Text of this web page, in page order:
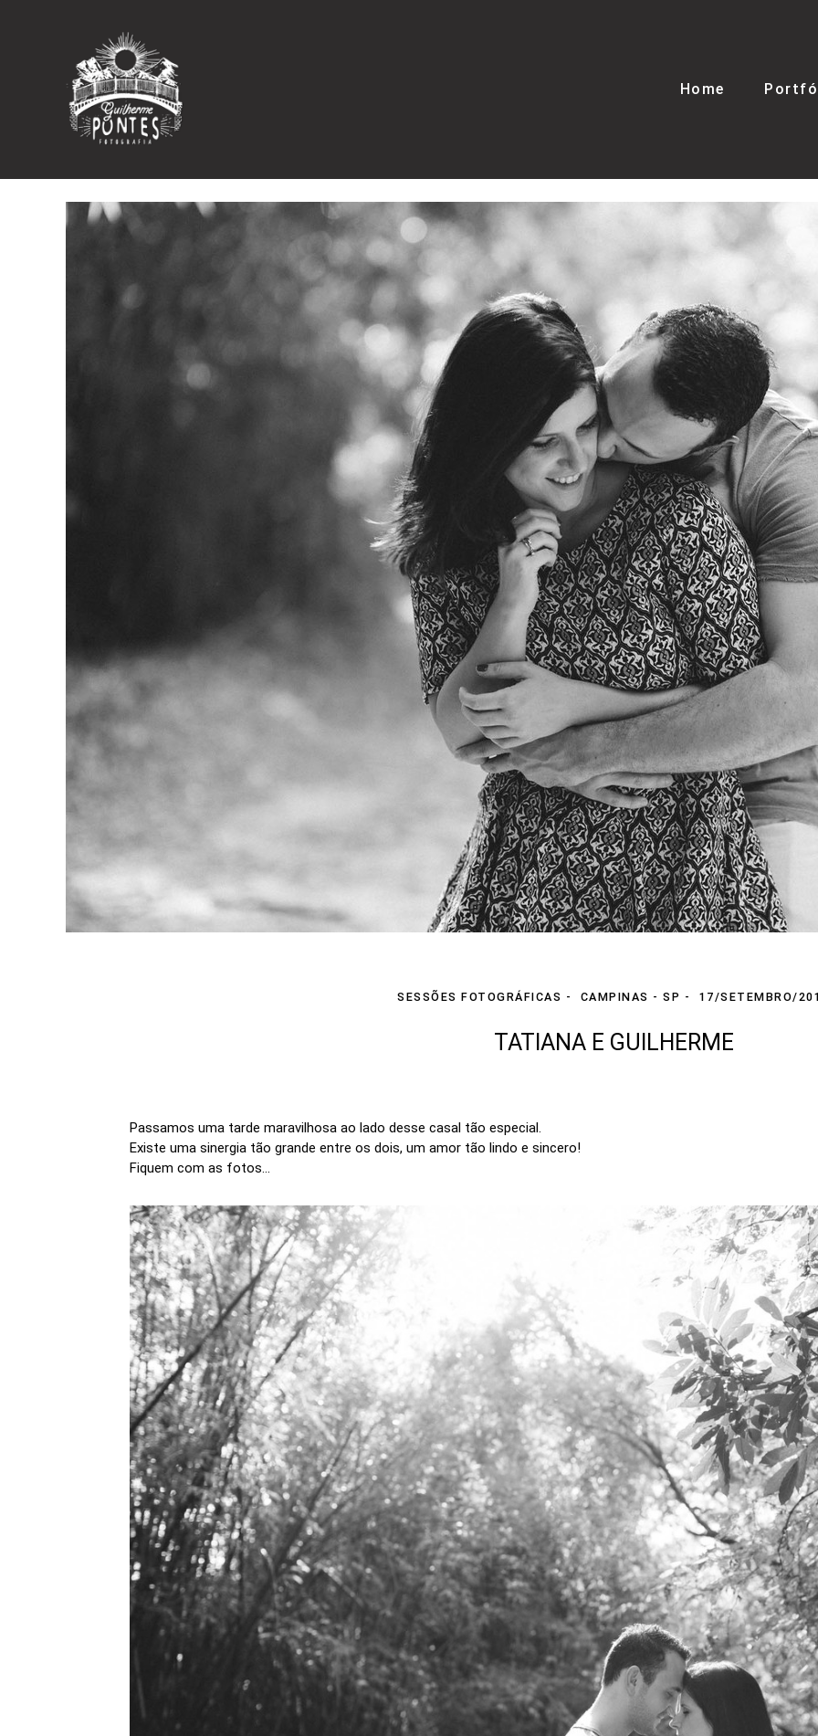
Home
SESSÕES FOTOGRÁFICAS CAMPINAS - SP 17/SETEMBRO/
TATIANA E GUILHERME
Passamos uma tarde maravilhosa ao lado desse casal tão especial.
Existe uma sinergia tão grande entre os dois, um amor tão lindo e sincero!
Fiquem com as fotos...